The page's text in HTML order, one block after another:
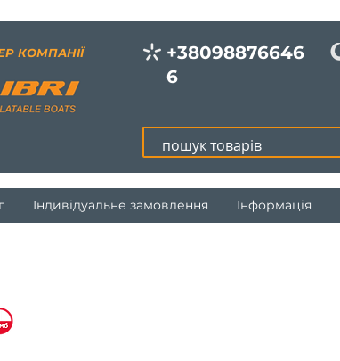
+38098876646
6
КОМПАНІЇ
Індивідуальне замовлення Інформація